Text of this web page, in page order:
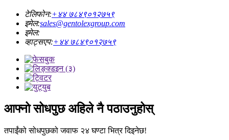
टेलिफोन:+४४ ७८४९०१२७५९
इमेल:sales@gentolexgroup.com
इमेल:
व्हाट्सएप:+४४ ७८४९०१२७५९
आफ्नो सोधपुछ अहिले नै पठाउनुहोस्
तपाईंको सोधपुछको जवाफ २४ घण्टा भित्र दिइनेछ!